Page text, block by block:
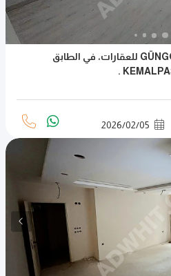
شقة جديدة للبيع 2+1 من GÜNGÖR للعقارات، في الطابق
2026/02/05